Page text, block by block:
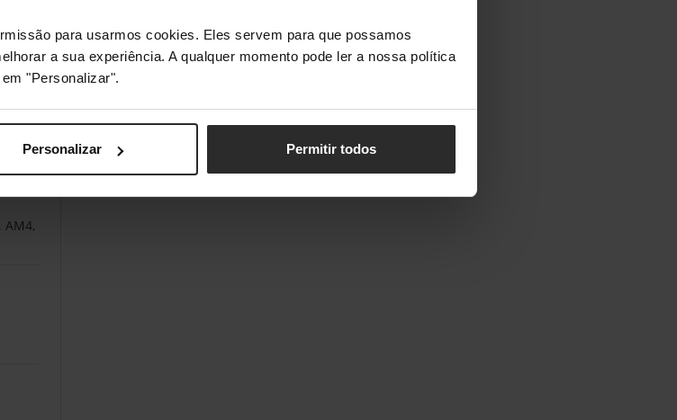
para usarmos cookies. Eles servem para que possamos
a sua experiência. A qualquer momento pode ler a nossa política
"Personalizar".
Personalizar Permitir todos
AM4,